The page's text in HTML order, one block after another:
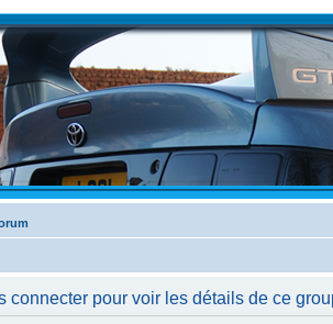
connecter pour voir les détails de ce